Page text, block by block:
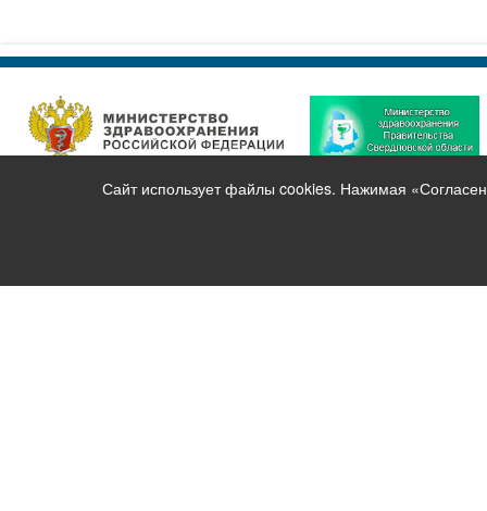
Сайт использует файлы cookies. Нажимая